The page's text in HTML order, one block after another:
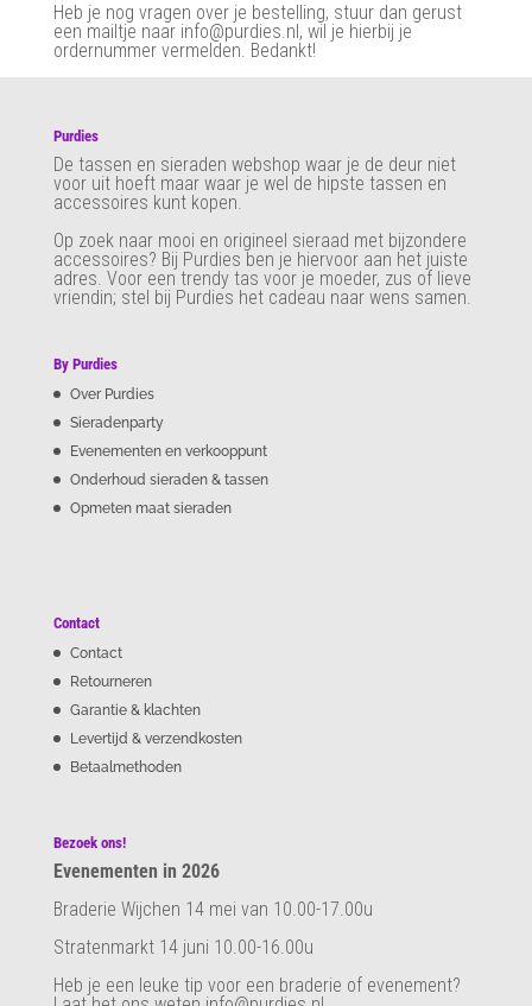
Heb je nog vragen over je bestelling, stuur dan gerust
een mailtje naar info@purdies.nl, wil je hierbij je
ordernummer vermelden. Bedankt!
Purdies
De tassen en sieraden webshop waar je de deur niet
voor uit hoeft maar waar je wel de hipste tassen en
accessoires kunt kopen.
Op zoek naar mooi en origineel sieraad met bijzondere
accessoires? Bij Purdies ben je hiervoor aan het juiste
adres. Voor een trendy tas voor je moeder, zus of lieve
vriendin; stel bij Purdies het cadeau naar wens samen.
By Purdies
Over Purdies
Sieradenparty
Evenementen en verkooppunt
Onderhoud sieraden & tassen
Opmeten maat sieraden
Contact
Contact
Retourneren
Garantie & klachten
Levertijd & verzendkosten
Betaalmethoden
Bezoek ons!
Evenementen in 2026
Braderie Wijchen 14 mei van 10.00-17.00u
Stratenmarkt 14 juni 10.00-16.00u
Heb je een leuke tip voor een braderie of evenement?